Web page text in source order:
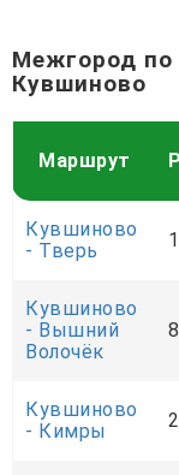
Межгород по
Кувшиново
Маршрут
Кувшиново
- Тверь
Кувшиново
- Вышний
Волочёк
Кувшиново
- Кимры